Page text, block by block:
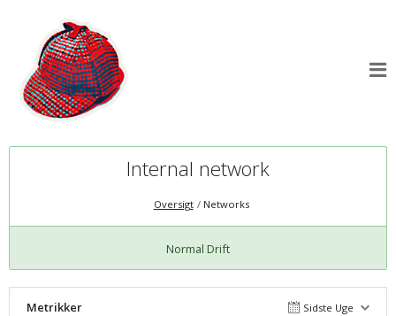
Internal network
Oversigt Networks
Normal Drift
Metrikker Sidste Uge